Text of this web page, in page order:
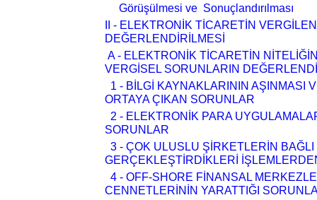
Görüşülmesi ve Sonuçlandırılması
II - ELEKTRONİK TİCARETİN
DEĞERLENDİRİLMESİ
A - ELEKTRONİK TİCARETİN
VERGİSEL SORUNLARIN
1 - BİLGİ KAYNAKLARININ AŞINMASI
ORTAYA ÇIKAN SORUNLAR
2 - ELEKTRONİK PARA
SORUNLAR
3 - ÇOK ULUSLU ŞİRKETLERİN
GERÇEKLEŞTİRDİKLERİ
4 - OFF-SHORE FİNANSAL
CENNETLERİNİN YARATTIĞI